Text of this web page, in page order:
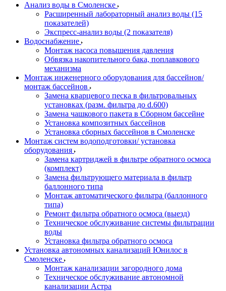
Анализ воды в Смоленске
Расширенный лабораторный анализ воды (15
показателей)
Экспресс-анализ воды (2 показателя)
Водоснабжение
Монтаж насоса повышения давления
Обвязка накопительного бака, поплавкового
механизма
Монтаж инженерного оборудования для бассейнов/
монтаж бассейнов
Замена кварцевого песка в фильтровальных
установках (разм. фильтра до d.600)
Замена чашкового пакета в Сборном бассейне
Установка композитных бассейнов
Установка сборных бассейнов в Смоленске
Монтаж систем водоподготовки/ установка
оборудования
Замена картриджей в фильтре обратного осмоса
(комплект)
Замена фильтрующего материала в фильтр
баллонного типа
Монтаж автоматического фильтра (баллонного
типа)
Ремонт фильтра обратного осмоса (выезд)
Техническое обслуживание системы фильтрации
воды
Установка фильтра обратного осмоса
Установка автономных канализаций Юнилос в
Смоленске
Монтаж канализации загородного дома
Техническое обслуживание автономной
канализации Астра